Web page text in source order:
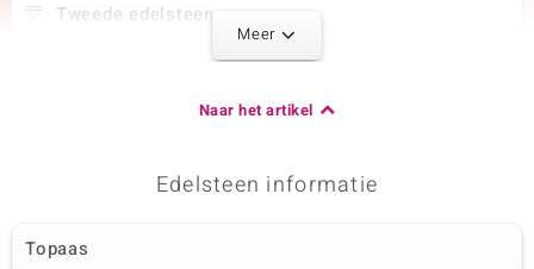
Tweede edelsteen
8 à 4x2 mm
Markies geslepen
Nigeria
Derde edelsteen
Meer
Naar het artikel
Edelsteen informatie
Topaas